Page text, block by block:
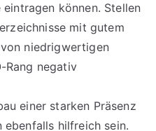
können. Stellen
mit gutem
niedrigwertigen
Rang negativ
einer starken Präsenz
ebenfalls hilfreich sein.